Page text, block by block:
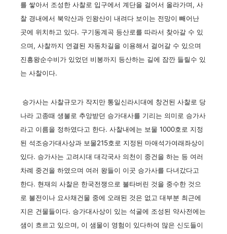
를 쌓아서 조성한 사찰로 입구에서 계단을 걸어서 올라가며, 사
찰 경내에서 북악산과 인왕산이 내려다 보이는 전망이 빼어난
곳에 위치하고 있다. 구기동계곡 등산로를 따라서 찾아갈 수 있
으며, 사찰까지 연결된 자동차길을 이용해서 걸어갈 수 있으며
진흥왕순수비가 있었던 비봉까지 등산하는 길에 잠깐 들릴수 있
는 사찰이다.
승가사는 사찰규모가 작지만 통일신라시대에 창건된 사찰로 당
나라 고종때 생불로 추앙받던 승가대사를 기리는 의미로 승가사
라고 이름을 정하였다고 한다. 사찰내에는 보물 1000호로 지정
된 석조승가대사상과 보물215호로 지정된 마애석가여래좌상이
있다. 승가사는 고려시대 대각국사 의천이 중건을 하는 등 여러
차례 중건을 하였으며 여러 왕들이 이곳 승가사를 다녀갔다고
한다. 현재의 사찰은 한국전쟁으로 불타버린 것을 중수한 것으
로 불전이나 요사채건물 중에 오래된 것은 없고 대부분 최근에
지은 건물들이다. 승가대사상이 있는 석굴에 조성된 약사전에는
샘이 흐르고 있으며, 이 샘물이 영험이 있다하여 많은 신도들이